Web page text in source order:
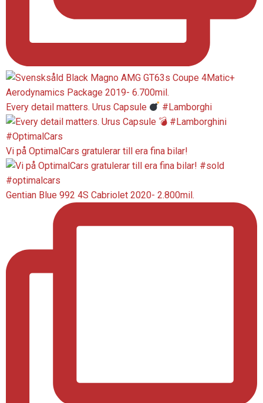
Every detail matters. Urus Capsule #Lamborghi
Vi på OptimalCars gratulerar till era fina bilar!
Gentian Blue 992 4S Cabriolet 2020- 2.800mil.